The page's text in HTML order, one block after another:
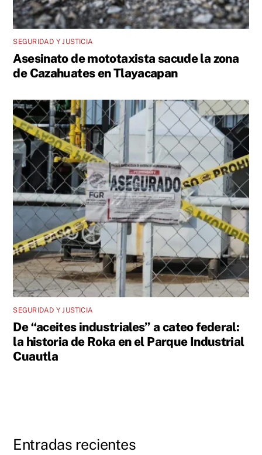
SEGURIDAD Y JUSTICIA
Asesinato de mototaxista sacude la zona
de Cazahuates en Tlayacapan
SEGURIDAD Y JUSTICIA
De “aceites industriales” a cateo federal:
la historia de Roka en el Parque Industrial
Cuautla
Entradas recientes